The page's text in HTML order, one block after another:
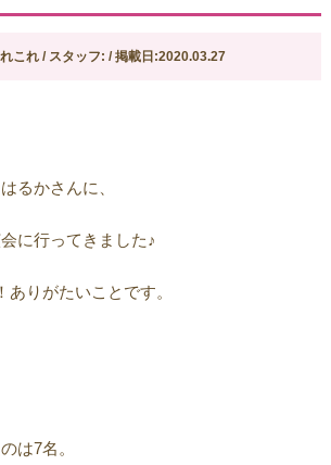
これ / スタッフ: / 掲載日:2020.03.27
るかさんに、
に行ってきました♪
りがたいことです。
は7名。